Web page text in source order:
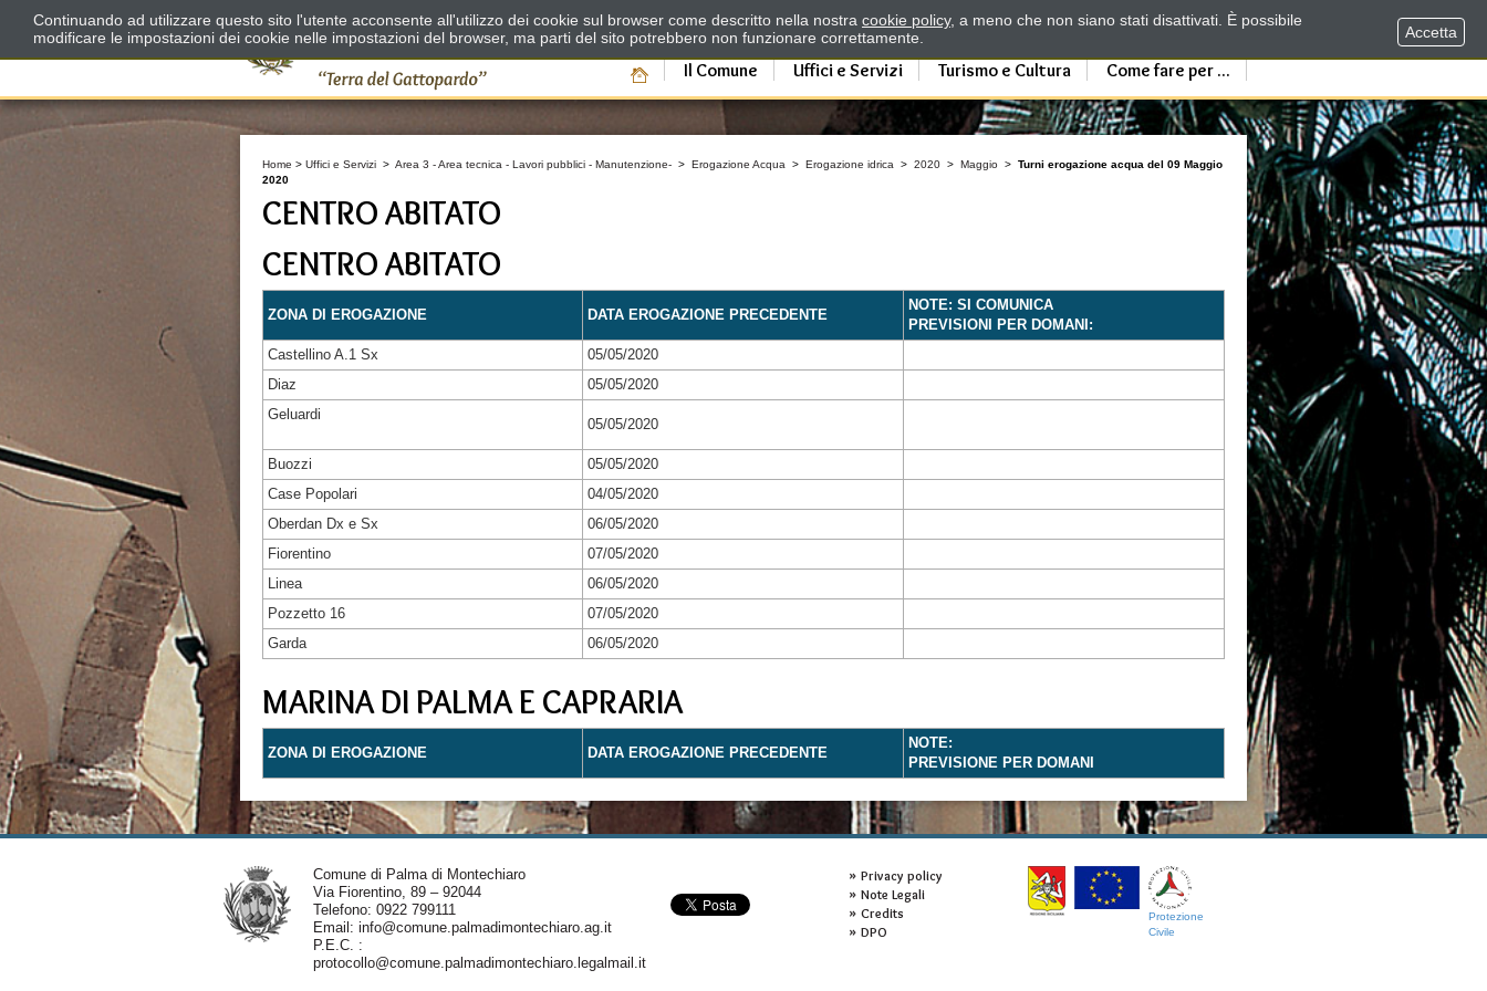
Il Comune Uffici e Servizi Turismo e Cultura Come fare per ...
Home > Uffici e Servizi > Area 3 - Area tecnica - Lavori pubblici - Manutenzione- > Erogazione Acqua > Erogazione idrica > 2020 > Maggio > Turni erogazione acqua del 09 Maggio
2020
CENTRO ABITATO
CENTRO ABITATO
ZONA DI EROGAZIONE DATA EROGAZIONE PRECEDENTE
NOTE: SI COMUNICA
PREVISIONI PER DOMANI:
Castellino A.1 Sx
05/05/2020
Diaz
05/05/2020
Geluardi
05/05/2020
Buozzi
05/05/2020
Case Popolari
04/05/2020
Oberdan Dx e Sx
06/05/2020
Fiorentino
07/05/2020
Linea
06/05/2020
Pozzetto 16
07/05/2020
Garda
06/05/2020
MARINA DI PALMA E CAPRARIA
ZONA DI EROGAZIONE DATA EROGAZIONE PRECEDENTE
NOTE:
PREVISIONE PER DOMANI
Comune di Palma di Montechiaro
Via Fiorentino, 89 – 92044
Telefono: 0922 799111
Email: info@comune.palmadimontechiaro.ag.it
P.E.C. :
protocollo@comune.palmadimontechiaro.legalmail.it
Privacy policy
Note Legali
Credits
DPO
Protezione
Civile
Continuando ad utilizzare questo sito l'utente acconsente all'utilizzo dei cookie sul browser come descritto nella nostra cookie policy, a meno che non siano stati disattivati. È possibile
modificare le impostazioni dei cookie nelle impostazioni del browser, ma parti del sito potrebbero non funzionare correttamente.
Accetta